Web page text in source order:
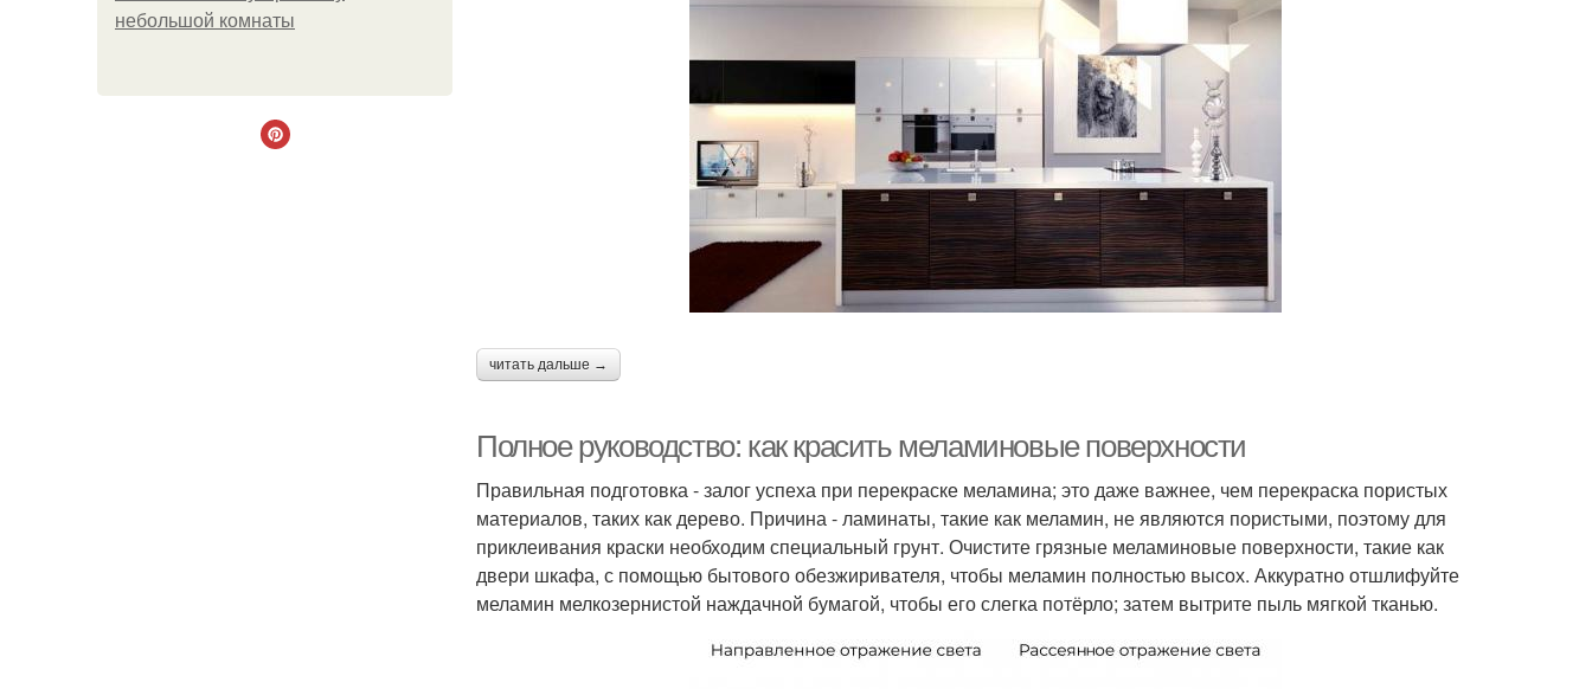
небольшой комнаты
читать дальше →
Полное руководство: как красить меламиновые поверхности
Правильная подготовка - залог успеха при перекраске меламина; это даже важнее, чем перекраска пористых
материалов, таких как дерево. Причина - ламинаты, такие как меламин, не являются пористыми, поэтому для
приклеивания краски необходим специальный грунт. Очистите грязные меламиновые поверхности, такие как
двери шкафа, с помощью бытового обезжиривателя, чтобы меламин полностью высох. Аккуратно отшлифуйте
меламин мелкозернистой наждачной бумагой, чтобы его слегка потёрло; затем вытрите пыль мягкой тканью.